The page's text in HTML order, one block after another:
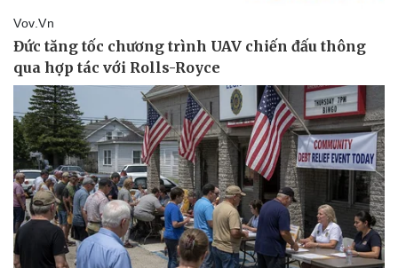
Thể thao
Bóng đá
Lịch thi đấu bóng đá
Thế giới thể thao
Ô tô - Xe máy
Ô tô
Xe máy
Tư vấn